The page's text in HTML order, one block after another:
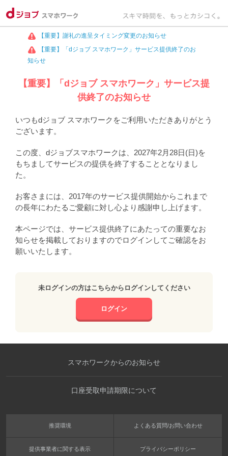
【重要】謝礼の進呈タイミング変更のお知らせ
【重要】「dジョブ スマホワーク」サービス提供終了のお
知らせ
【重要】「dジョブ スマホワーク」サービス提
供終了のお知らせ
いつもdジョブ スマホワークをご利用いただきありがとう
ございます。
この度、dジョブスマホワークは、2027年2月28日(日)を
もちましてサービスの提供を終了することとなりまし
た。
お客さまには、2017年のサービス提供開始からこれまで
の長年にわたるご愛顧に対し心より感謝申し上げます。
本ページでは、サービス提供終了にあたっての重要なお
知らせを掲載しておりますのでログインしてご確認をお
願いいたします。
未ログインの方はこちらからログインしてください
ログイン
スマホワークからのお知らせ
口座受取申請期限について
推奨環境 よくある質問/お問い合わせ
提供事業者に関する表示 プライバシーポリシー